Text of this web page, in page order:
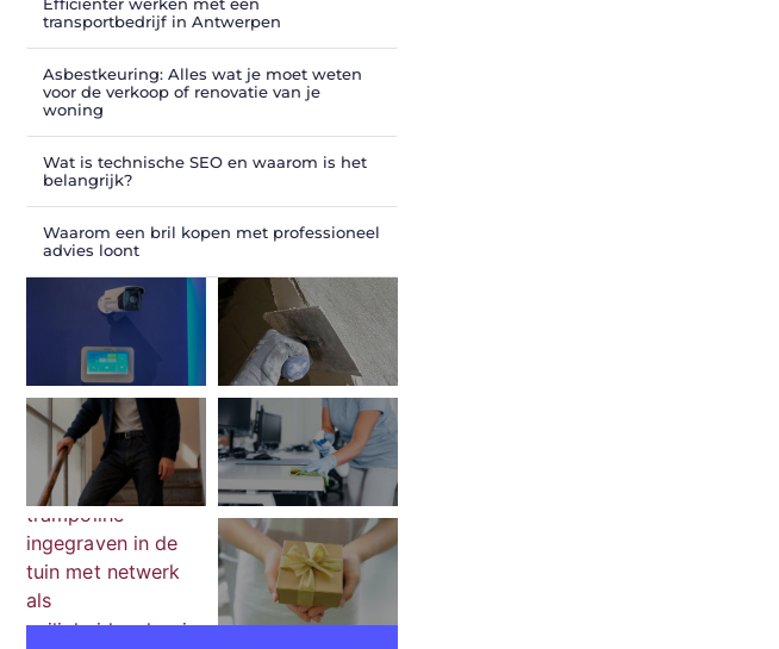
Efficiënter werken met een
transportbedrijf in Antwerpen
Asbestkeuring: Alles wat je moet weten
voor de verkoop of renovatie van je
woning
Wat is technische SEO en waarom is het
belangrijk?
Waarom een bril kopen met professioneel
advies loont